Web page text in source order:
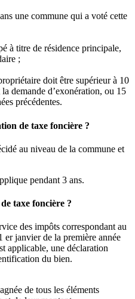
une commune qui a voté cette
à titre de résidence principale,
;
doit être supérieur à 10
demande d’exonération, ou 15
précédentes.
de taxe foncière ?
au niveau de la commune et
pendant 3 ans.
taxe foncière ?
des impôts correspondant au
janvier de la première année
applicable, une déclaration
du bien.
de tous les éléments